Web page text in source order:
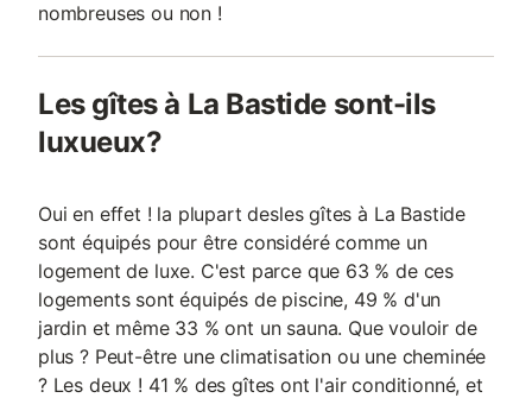
nombreuses ou non !
Les gîtes à La Bastide sont-ils
luxueux?
Oui en effet ! la plupart desles gîtes à La Bastide
sont équipés pour être considéré comme un
logement de luxe. C'est parce que 63 % de ces
logements sont équipés de piscine, 49 % d'un
jardin et même 33 % ont un sauna. Que vouloir de
plus ? Peut-être une climatisation ou une cheminée
? Les deux ! 41 % des gîtes ont l'air conditionné, et